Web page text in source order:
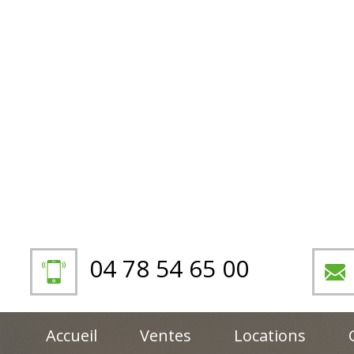
04 78 54 65 00
Accueil Ventes Locations